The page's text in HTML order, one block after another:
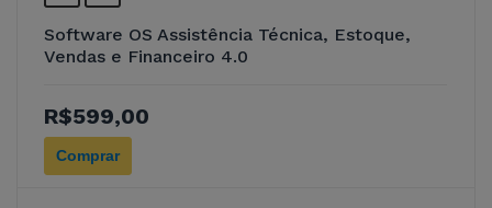
Software OS Assistência Técnica, Estoque,
Vendas e Financeiro 4.0
R$599,00
Comprar